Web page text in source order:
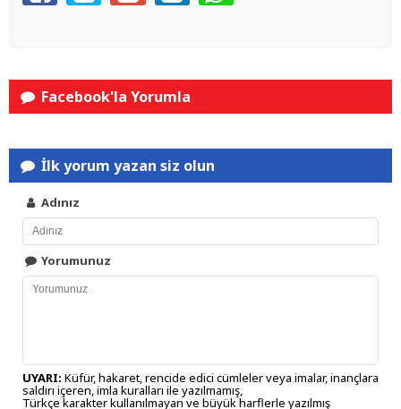
Facebook'la Yorumla
İlk yorum yazan siz olun
Adınız
Yorumunuz
UYARI: Küfür, hakaret, rencide edici cümleler veya imalar, inançlara
saldırı içeren, imla kuralları ile yazılmamış,
Türkçe karakter kullanılmayan ve büyük harflerle yazılmış